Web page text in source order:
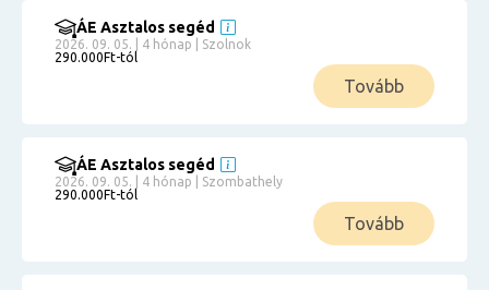
ÁE Asztalos segéd
2026. 09. 05. | 4 hónap | Szolnok
290.000Ft-tól
Tovább
ÁE Asztalos segéd
2026. 09. 05. | 4 hónap | Szombathely
290.000Ft-tól
Tovább